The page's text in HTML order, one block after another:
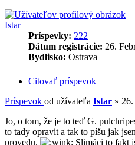
Istar
Príspevky: 222
Dátum registrácie: 26.
Bydlisko: Ostrava
Citovať príspevok
Príspevok od užívateľa Istar »
Jo, o tom, že je to teď G.
to tady opravit a tak to píšu jak
provedu.
Slimáci to fakt